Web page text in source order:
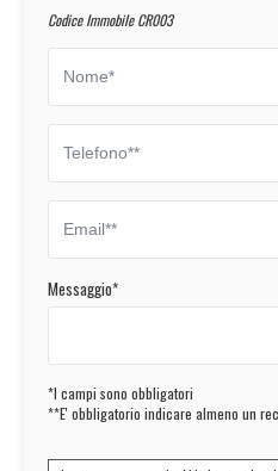
Codice Immobile CR003
Messaggio*
*I campi sono obbligatori
**E' obbligatorio indicare almeno un